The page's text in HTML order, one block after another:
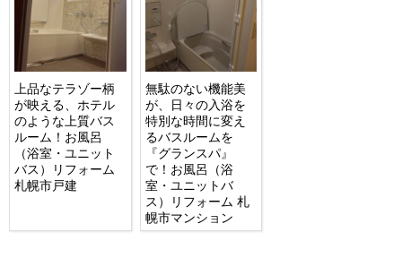
上品なテラゾー柄
が映える、ホテル
のような上質バス
ルーム！お風呂
（浴室・ユニット
バス）リフォーム
札幌市戸建
無駄のない機能美
が、日々の入浴を
特別な時間に変え
るバスルームを
『グランスパ』
で！お風呂（浴
室・ユニットバ
ス）リフォーム 札
幌市マンション